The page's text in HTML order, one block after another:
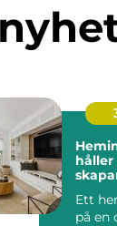
håller
Ett
på en